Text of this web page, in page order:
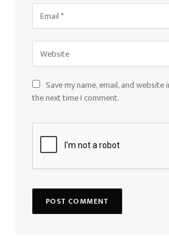
Save my name, email, and
the next time I comment.